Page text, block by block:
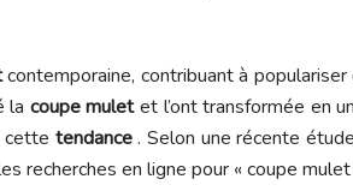
contemporaine, contribuant à
la coupe muletet l’ont transformée en
cette tendance. Selon une récente
recherches en ligne pour « coupe